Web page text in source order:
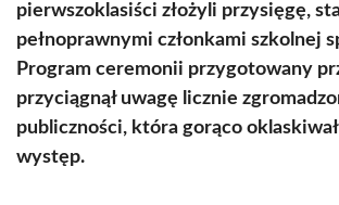
pierwszoklasiści złożyli przysięgę,
pełnoprawnymi członkami szkolnej
Program ceremonii przygotowany
przyciągnął uwagę licznie
publiczności, która gorąco
występ.